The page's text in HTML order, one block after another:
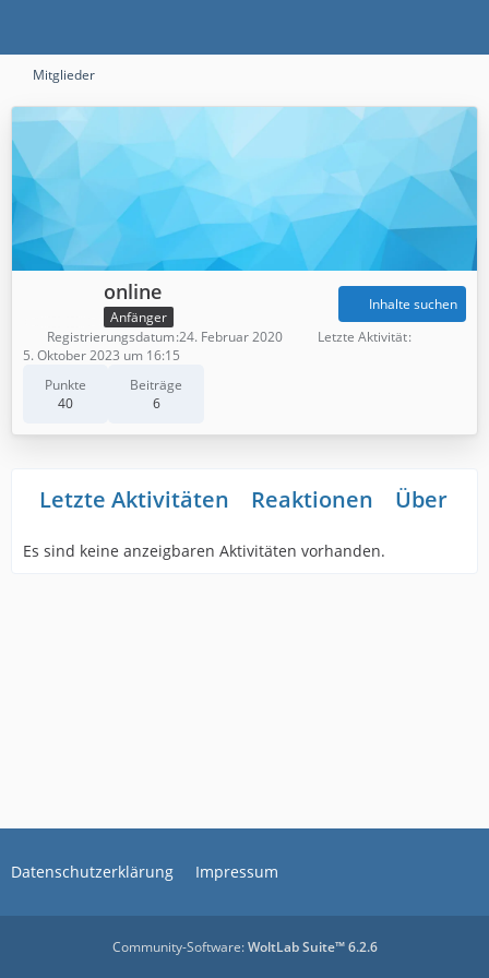
Mitglieder
online
Anfänger
Punkte
40
Beiträge
6
Inhalte suchen
Registrierungsdatum 24. Februar 2020
Letzte Aktivität
5. Oktober 2023 um 16:15
Letzte Aktivitäten Reaktionen Über
Es sind keine anzeigbaren Aktivitäten vorhanden.
Datenschutzerklärung Impressum
Community-Software:WoltLab Suite™ 6.2.6